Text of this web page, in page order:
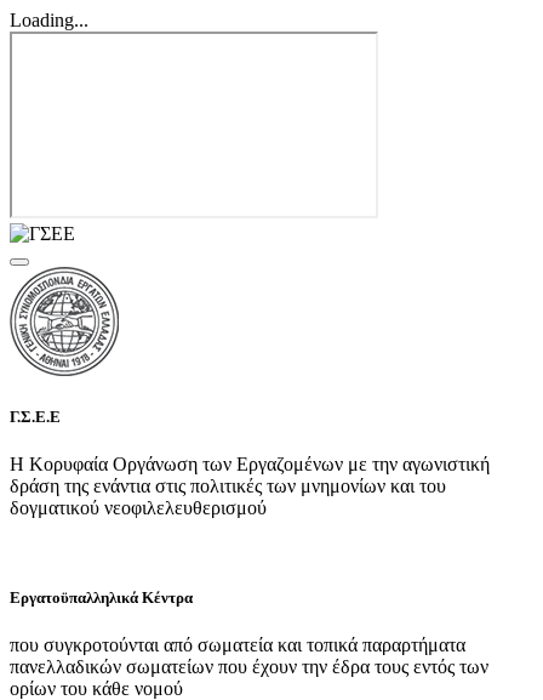
Loading...
Γ.Σ.Ε.Ε
Η Κορυφαία Οργάνωση των Εργαζομένων με την αγωνιστική
δράση της ενάντια στις πολιτικές των μνημονίων και του
δογματικού νεοφιλελευθερισμού
Εργατοϋπαλληλικά Κέντρα
που συγκροτούνται από σωματεία και τοπικά παραρτήματα
πανελλαδικών σωματείων που έχουν την έδρα τους εντός των
ορίων του κάθε νομού